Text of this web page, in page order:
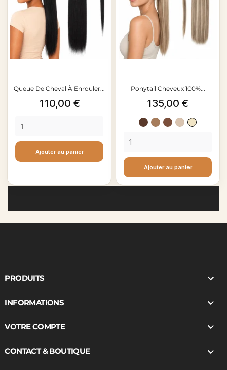
Queue De Cheval À Enrouler...
Prix
110,00 €
Ajouter au panier
Ponytail Cheveux 100%...
Prix
135,00 €
ChâtainChâtain
BrunP18-P18-
Ajouter au panier
PRODUITS 
INFORMATIONS 
VOTRE COMPTE 
CONTACT & BOUTIQUE 